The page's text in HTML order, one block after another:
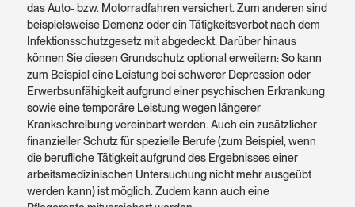
das Auto- bzw. Motorradfahren versichert. Zum anderen sind
beispielsweise Demenz oder ein Tätigkeitsverbot nach dem
Infektionsschutzgesetz mit abgedeckt. Darüber hinaus
können Sie diesen Grundschutz optional erweitern: So kann
zum Beispiel eine Leistung bei schwerer Depression oder
Erwerbsunfähigkeit aufgrund einer psychischen Erkrankung
sowie eine temporäre Leistung wegen längerer
Krankschreibung vereinbart werden. Auch ein zusätzlicher
finanzieller Schutz für spezielle Berufe (zum Beispiel, wenn
die berufliche Tätigkeit aufgrund des Ergebnisses einer
arbeitsmedizinischen Untersuchung nicht mehr ausgeübt
werden kann) ist möglich. Zudem kann auch eine